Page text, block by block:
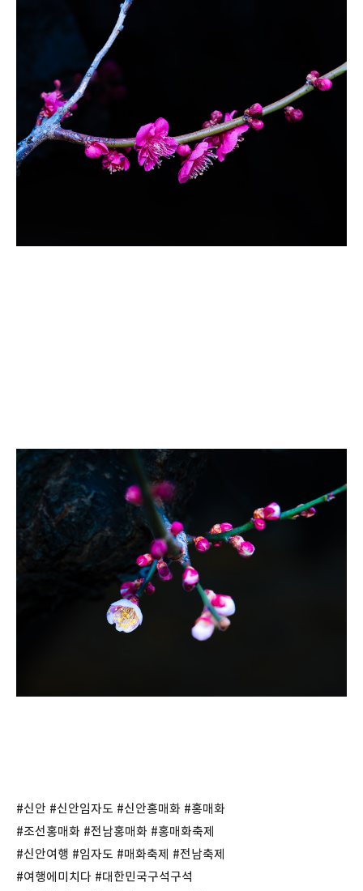
#신안 #신안임자도 #신안홍매화 #홍매화
#조선홍매화 #전남홍매화 #홍매화축제
#신안여행 #임자도 #매화축제 #전남축제
#여행에미치다 #대한민국구석구석